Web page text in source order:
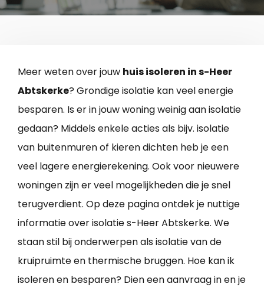
Meer weten over jouw huis isoleren in s-Heer
Abtskerke? Grondige isolatie kan veel energie
besparen. Is er in jouw woning weinig aan isolatie
gedaan? Middels enkele acties als bijv. isolatie
van buitenmuren of kieren dichten heb je een
veel lagere energierekening. Ook voor nieuwere
woningen zijn er veel mogelijkheden die je snel
terugverdient. Op deze pagina ontdek je nuttige
informatie over isolatie s-Heer Abtskerke. We
staan stil bij onderwerpen als isolatie van de
kruipruimte en thermische bruggen. Hoe kan ik
isoleren en besparen? Dien een aanvraag in en je